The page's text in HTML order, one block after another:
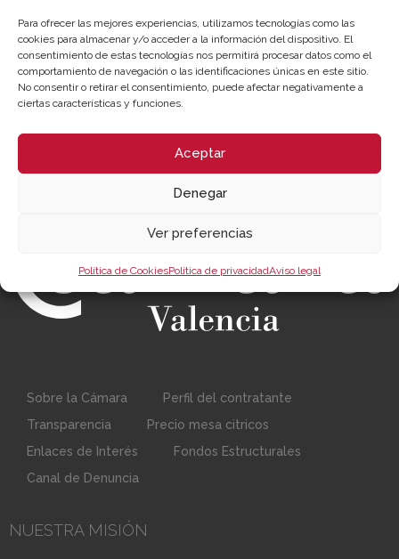
Para ofrecer las mejores experiencias, utilizamos tecnologías como las
cookies para almacenar y/o acceder a la información del dispositivo. El
consentimiento de estas tecnologías nos permitirá procesar datos como el
comportamiento de navegación o las identificaciones únicas en este sitio.
No consentir o retirar el consentimiento, puede afectar negativamente a
ciertas características y funciones.
Aceptar
Denegar
Ver preferencias
Política de CookiesPolítica de privacidadAviso legal
He leído y acepto laPolítica de Privacidad
Sobre la Cámara
Perfil del contratante
Transparencia
Precio mesa citricos
Enlaces de Interés
Fondos Estructurales
Canal de Denuncia
NUESTRA MISIÓN